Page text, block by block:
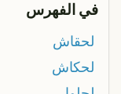
في الفهرس
لحقاش
لحكاش